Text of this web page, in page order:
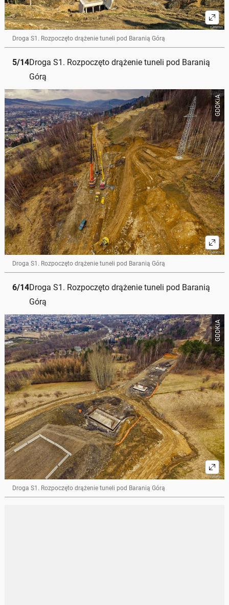
Droga S1. Rozpoczęto drążenie tuneli pod Baranią Górą
5/14Droga S1. Rozpoczęto drążenie tuneli pod Baranią
Górą
GDDKiA
Droga S1. Rozpoczęto drążenie tuneli pod Baranią Górą
6/14Droga S1. Rozpoczęto drążenie tuneli pod Baranią
Górą
GDDKiA
Droga S1. Rozpoczęto drążenie tuneli pod Baranią Górą